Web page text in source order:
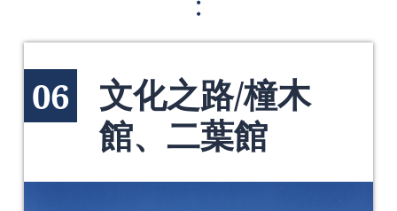
06
文化之路/橦木
館、二葉館